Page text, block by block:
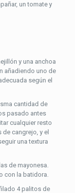
un tomate y
y una anchoa
añadiendo uno de
según el
cantidad de
pasado antes
cualquier resto
cangrejo, y el
una textura
de mayonesa.
con la batidora.
4 palitos de